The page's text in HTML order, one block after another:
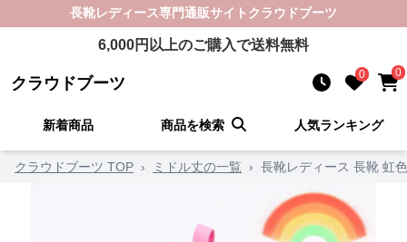
長靴レディース専門通販サイト クラウドブーツ
6,000円以上のご購入で送料無料
クラウドブーツ 0 0
新着商品 商品を検索 人気ランキング
クラウドブーツ TOP › ミドル丈の一覧 › 長靴レディース 長靴 虹